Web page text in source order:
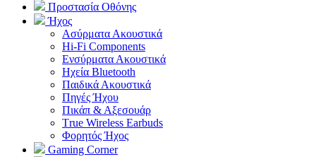
Προστασία Οθόνης
Ήχος
Ασύρματα Ακουστικά
Hi-Fi Components
Ενσύρματα Ακουστικά
Ηχεία Bluetooth
Παιδικά Ακουστικά
Πηγές Ήχου
Πικάπ & Αξεσουάρ
Τrue Wireless Earbuds
Φορητός Ήχος
Gaming Corner